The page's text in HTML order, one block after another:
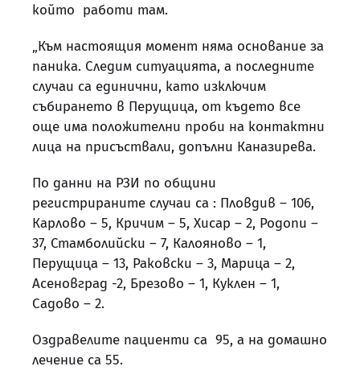
който работи там.
„Към настоящия момент няма основание за
паника. Следим ситуацията, а последните
случаи са единични, като изключим
събирането в Перущица, от където все
още има положителни проби на контактни
лица на присъствали, допълни Каназирева.
По данни на РЗИ по общини
регистрираните случаи са : Пловдив – 106,
Карлово – 5, Кричим – 5, Хисар – 2, Родопи –
37, Стамболийски – 7, Калояново – 1,
Перущица – 13, Раковски – 3, Марица – 2,
Асеновград -2, Брезово – 1, Куклен – 1,
Садово – 2.
Оздравелите пациенти са 95, а на домашно
лечение са 55.